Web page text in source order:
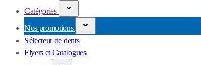
Catégories
Nos promotions
Sélecteur de dents
Flyers et Catalogues